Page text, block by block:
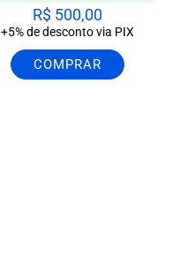
R$ 500,00
+5% de desconto via PIX
COMPRAR